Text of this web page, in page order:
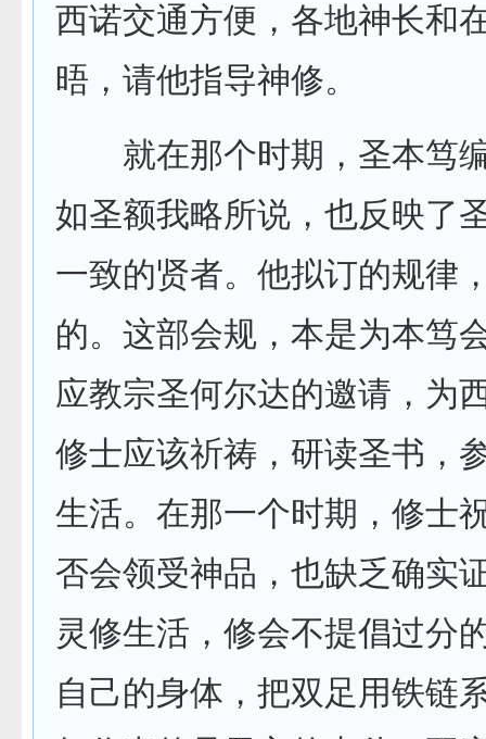
西诺交通方便，各地神长和
晤，请他指导神修。
就在那个时期，圣本笃编
如圣额我略所说，也反映了
一致的贤者。他拟订的规律
的。这部会规，本是为本笃
应教宗圣何尔达的邀请，为
修士应该祈祷，研读圣书，
生活。在那一个时期，修士
否会领受神品，也缺乏确实
灵修生活，修会不提倡过分
自己的身体，把双足用铁链